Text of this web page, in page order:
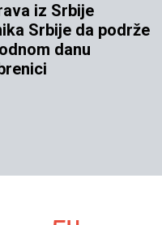
iz Srbije
Srbije da podrže
danu